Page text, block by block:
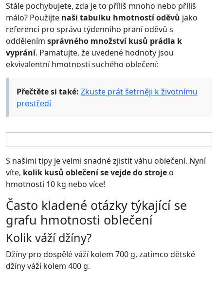
Stále pochybujete, zda je to příliš mnoho nebo příliš
málo? Použijte naši tabulku hmotností oděvů jako
referenci pro správu týdenního praní oděvů s
oddělením správného množství kusů prádla k
vyprání. Pamatujte, že uvedené hodnoty jsou
ekvivalentní hmotnosti suchého oblečení:
Přečtěte si také: Zkuste prát šetrněji k životnímu
prostředí
S našimi tipy je velmi snadné zjistit váhu oblečení. Nyní
víte, kolik kusů oblečení se vejde dostroje o
hmotnosti 10 kg nebo více!
Často kladené otázky týkající se
grafu hmotnosti oblečení
Kolik váží džíny?
Džíny pro dospělé váží kolem 700 g, zatímco dětské
džíny váží kolem 400 g.